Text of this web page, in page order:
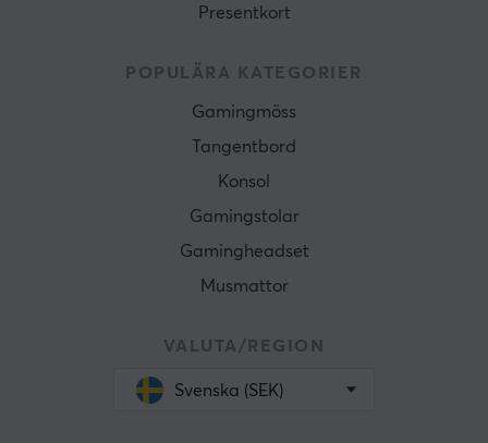
Presentkort
POPULÄRA KATEGORIER
Gamingmöss
Tangentbord
Konsol
Gamingstolar
Gamingheadset
Musmattor
VALUTA/REGION
Svenska (SEK)